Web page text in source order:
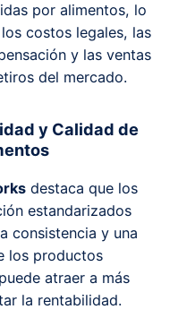
por alimentos, lo
costos legales, las
y las ventas
del mercado.
y Calidad de
destaca que los
estandarizados
consistencia y una
los productos
atraer a más
la rentabilidad.